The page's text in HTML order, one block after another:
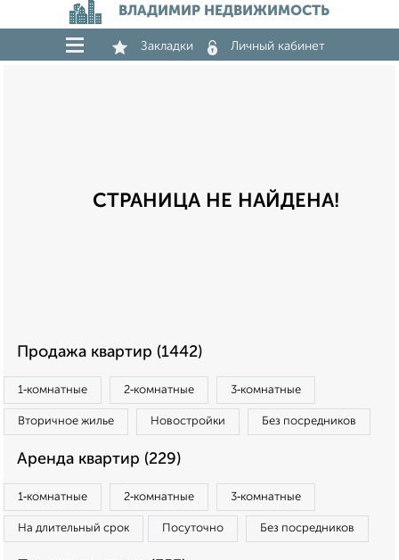
ВЛАДИМИР НЕДВИЖИМОСТЬ
Закладки Личный кабинет
СТРАНИЦА НЕ НАЙДЕНА!
Продажа квартир (1442)
1‑комнатные 2‑комнатные 3‑комнатные
Вторичное жилье Новостройки Без посредников
Аренда квартир (229)
1‑комнатные 2‑комнатные 3‑комнатные
На длительный срок Посуточно Без посредников